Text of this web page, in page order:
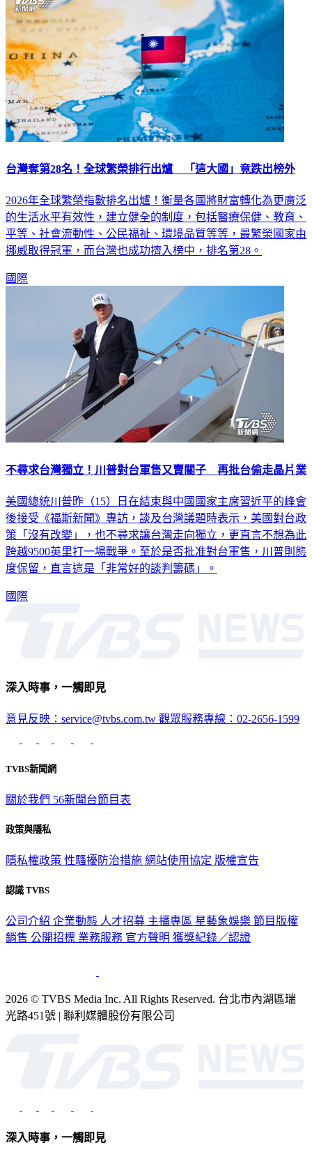
台灣奪第28名！全球繁榮排行出爐 「這大國」竟跌出榜外
2026年全球繁榮指數排名出爐！衡量各國將財富轉化為更廣泛
的生活水平有效性，建立健全的制度，包括醫療保健、教育、
平等、社會流動性、公民福祉、環境品質等等，最繁榮國家由
挪威取得冠軍，而台灣也成功擠入榜中，排名第28。
國際
不尋求台灣獨立！川普對台軍售又賣關子 再批台偷走晶片業
美國總統川普昨（15）日在結束與中國國家主席習近平的峰會
後接受《福斯新聞》專訪，談及台灣議題時表示，美國對台政
策「沒有改變」，也不尋求讓台灣走向獨立，更直言不想為此
跨越9500英里打一場戰爭。至於是否批准對台軍售，川普則態
度保留，直言這是「非常好的談判籌碼」。
國際
深入時事，一觸即見
意見反映：service@tvbs.com.tw 觀眾服務專線：02-2656-1599
TVBS新聞網
關於我們 56新聞台節目表
政策與隱私
隱私權政策 性騷擾防治措施 網站使用協定 版權宣告
認識 TVBS
公司介紹 企業動態 人才招募 主播專區 星藝象娛樂 節目版權
銷售 公開招標 業務服務 官方聲明 獲獎紀錄／認證
2026 © TVBS Media Inc. All Rights Reserved. 台北市內湖區瑞
光路451號 | 聯利媒體股份有限公司
深入時事，一觸即見